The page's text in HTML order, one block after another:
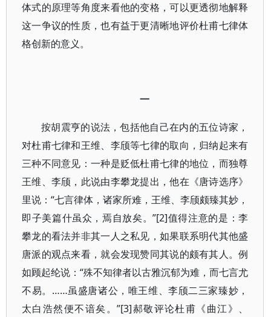
体式的原理等角度来看他的变格，可以更透彻地解释
这一争议的性质，也有益于更清晰地评价杜甫七律体
格创新的意义。
一
按胡震亨的说法，包括他自己在内的五位诗家，
对杜甫七律和王维、李颀等七律的取向，归纳起来有
三种不同意见：一种是贬低杜甫七律的地位，而独尊
王维、李颀，此说由李攀龙提出，他在《唐诗选序》
里说：“七言律体，诸家所难，王维、李颀颇臻其妙，
即子美篇什虽众，焉自放矣。”[2]值得注意的是：李
攀龙的看法并非其一人之私见，如果联系明代其他盛
唐派的观点来看，就会发现赞同其说的颇有其人。例
如顾起纶说：“殊不知律者以古雅沉郁为难，而七言尤
不易。……虽盛唐诸公，唯王维、李颀二三家臻妙，
太白浩然便不谙矣。”[3]郝敬评论杜甫《曲江》、